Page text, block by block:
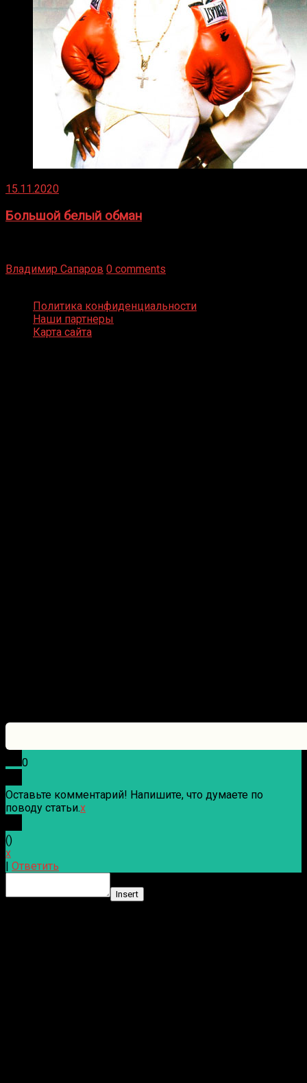
15.11.2020
Большой белый обман
Владимир Сапаров 0 comments
Политика конфиденциальности
Наши партнеры
Карта сайта
0
Оставьте комментарий! Напишите, что думаете по
поводу статьи.x
()
x
| Ответить
Insert